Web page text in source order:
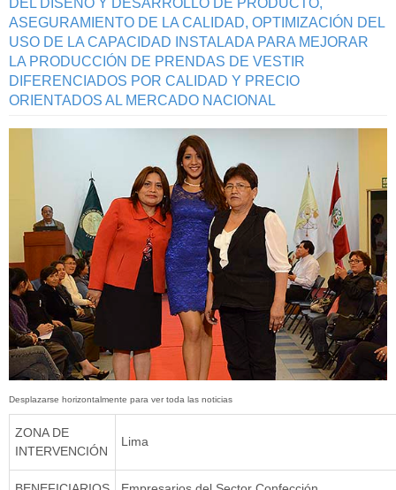
DEL DISEÑO Y DESARROLLO DE PRODUCTO,
ASEGURAMIENTO DE LA CALIDAD, OPTIMIZACIÓN DEL
USO DE LA CAPACIDAD INSTALADA PARA MEJORAR
LA PRODUCCIÓN DE PRENDAS DE VESTIR
DIFERENCIADOS POR CALIDAD Y PRECIO
ORIENTADOS AL MERCADO NACIONAL
ZONA DE
INTERVENCIÓN
Lima